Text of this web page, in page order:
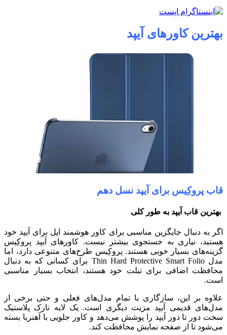
بهترین کاورهای آیپد
قاب پروکِیس برای آیپد نسل دهم
بهترین قاب آیپد به طور کلی
اگر به دنبال جایگزین مناسبی برای کاور هوشمند اپل برای آیپد خود
هستید، نیازی به جستجوی بیشتر نیست. کاورهای آیپد پروکِیس
گزینه‌های بسیار خوبی هستند. پروکِیس طرح‌های متنوعی دارد، اما
مدل Thin Hard Protective Smart Folio برای کسانی که به دنبال
محافظت اضافی برای تبلت خود هستند، انتخاب بسیار مناسبی
است.
علاوه بر این، سازگاری با تمام مدل‌های فعلی و حتی برخی از
مدل‌های قدیمی آیپد مزیت دیگری است. یک لایه نازک پلاستیک
سخت دور تا دور آیپد را پوشش می‌دهد و کاور جلویی با آهنربا بسته
می‌شود تا از صفحه نمایش محافظت کند.